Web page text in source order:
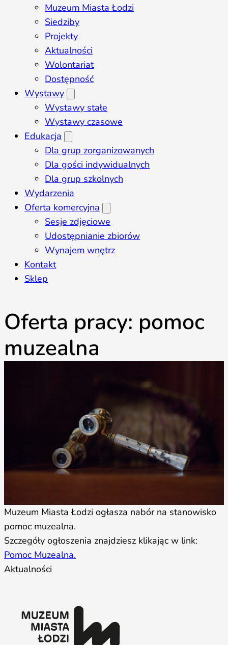
Muzeum Miasta Łodzi
Siedziby
Projekty
Aktualności
Wolontariat
Dostępność
Wystawy
Wystawy stałe
Wystawy czasowe
Edukacja
Dla grup zorganizowanych
Dla gości indywidualnych
Dla grup szkolnych
Wydarzenia
Oferta komercyjna
Sesje zdjęciowe
Udostępnianie zbiorów
Wynajem wnętrz
Kontakt
Sklep
Oferta pracy: pomoc
muzealna
Muzeum Miasta Łodzi ogłasza nabór na stanowisko
pomoc muzealna.
Szczegóły ogłoszenia znajdziesz klikając w link:
Pomoc Muzealna.
Aktualności